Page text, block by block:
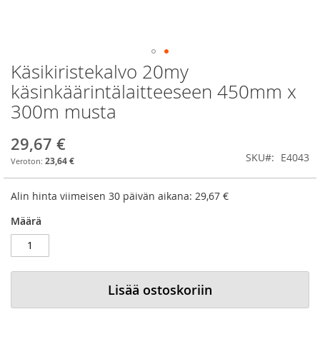
Skip
to
the
beginning
the
images
gallery
Käsikiristekalvo 20my
käsinkäärintälaitteeseen 450mm x
300m musta
29,67 €
23,64 € SKU E4043
Alin hinta viimeisen 30 päivän aikana: 29,67 €
Määrä
Lisää ostoskoriin